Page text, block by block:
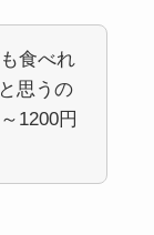
食べれ
思うの
1200円